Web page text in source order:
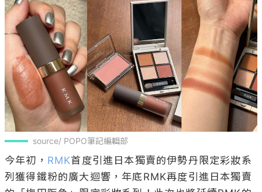
source/ POPO筆記編輯部
今年初， RMK首度引進日本獨賣的伊勢丹限定彩妝系
列獲得鐵粉的廣大迴響，年底RMK再度引進日本獨賣